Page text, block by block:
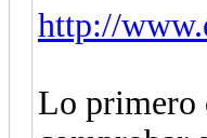
http://
Lo primero